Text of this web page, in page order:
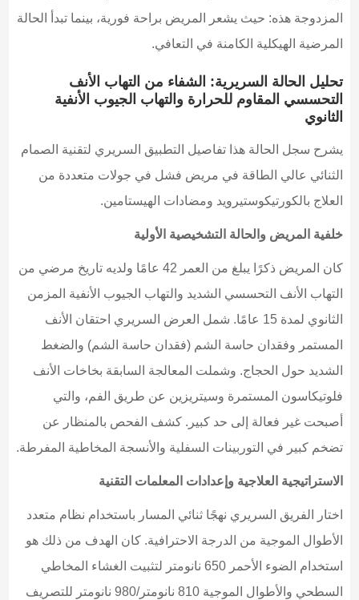
المزدوجة هذه: حيث يشعر المريض براحة فورية، بينما تبدأ الحالة
المرضية الهيكلية الكامنة في التعافي.
تحليل الحالة السريرية: الشفاء من التهاب الأنف
التحسسي المقاوم للحرارة والتهاب الجيوب الأنفية
الثانوي
يشرح سجل الحالة هذا تفاصيل التطبيق السريري لتقنية الصمام
الثنائي عالي الطاقة في مريض فشل في جولات متعددة من
العلاج بالكورتيكوستيرويد ومضادات الهيستامين.
خلفية المريض والحالة التشخيصية الأولية
كان المريض ذكرًا يبلغ من العمر 42 عامًا ولديه تاريخ مرضي من
التهاب الأنف التحسسي الشديد والتهاب الجيوب الأنفية المزمن
الثانوي لمدة 15 عامًا. شمل العرض السريري احتقان الأنف
المستمر وفقدان حاسة الشم (فقدان حاسة الشم) والضغط
الشديد حول الحجاج. وشملت المعالجة السابقة بخاخات الأنف
فلوتيكاسون المستمرة وسيتريزين عن طريق الفم، والتي
أصبحت غير فعالة إلى حد كبير. كشف الفحص بالمنظار عن
تضخم كبير في التوربينات السفلية والأنسجة المخاطية المفرطة.
الاستراتيجية العلاجية وإعدادات المعلمات التقنية
اختار الفريق السريري نهجًا ثنائي المسار باستخدام نظام متعدد
الأطوال الموجية من الدرجة الاحترافية. كان الهدف من ذلك هو
استخدام الضوء الأحمر 650 نانومتر لتثبيت الغشاء المخاطي
السطحي والأطوال الموجية 810 نانومتر/980 نانومتر للتصريف